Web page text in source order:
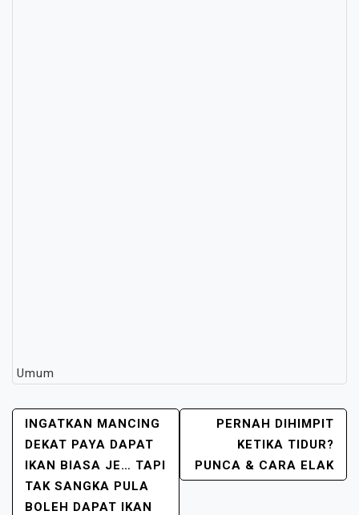
Umum
POST
NAVIGATION
INGATKAN MANCING
DEKAT PAYA DAPAT
IKAN BIASA JE… TAPI
TAK SANGKA PULA
BOLEH DAPAT IKAN
PERNAH DIHIMPIT
KETIKA TIDUR?
PUNCA & CARA ELAK